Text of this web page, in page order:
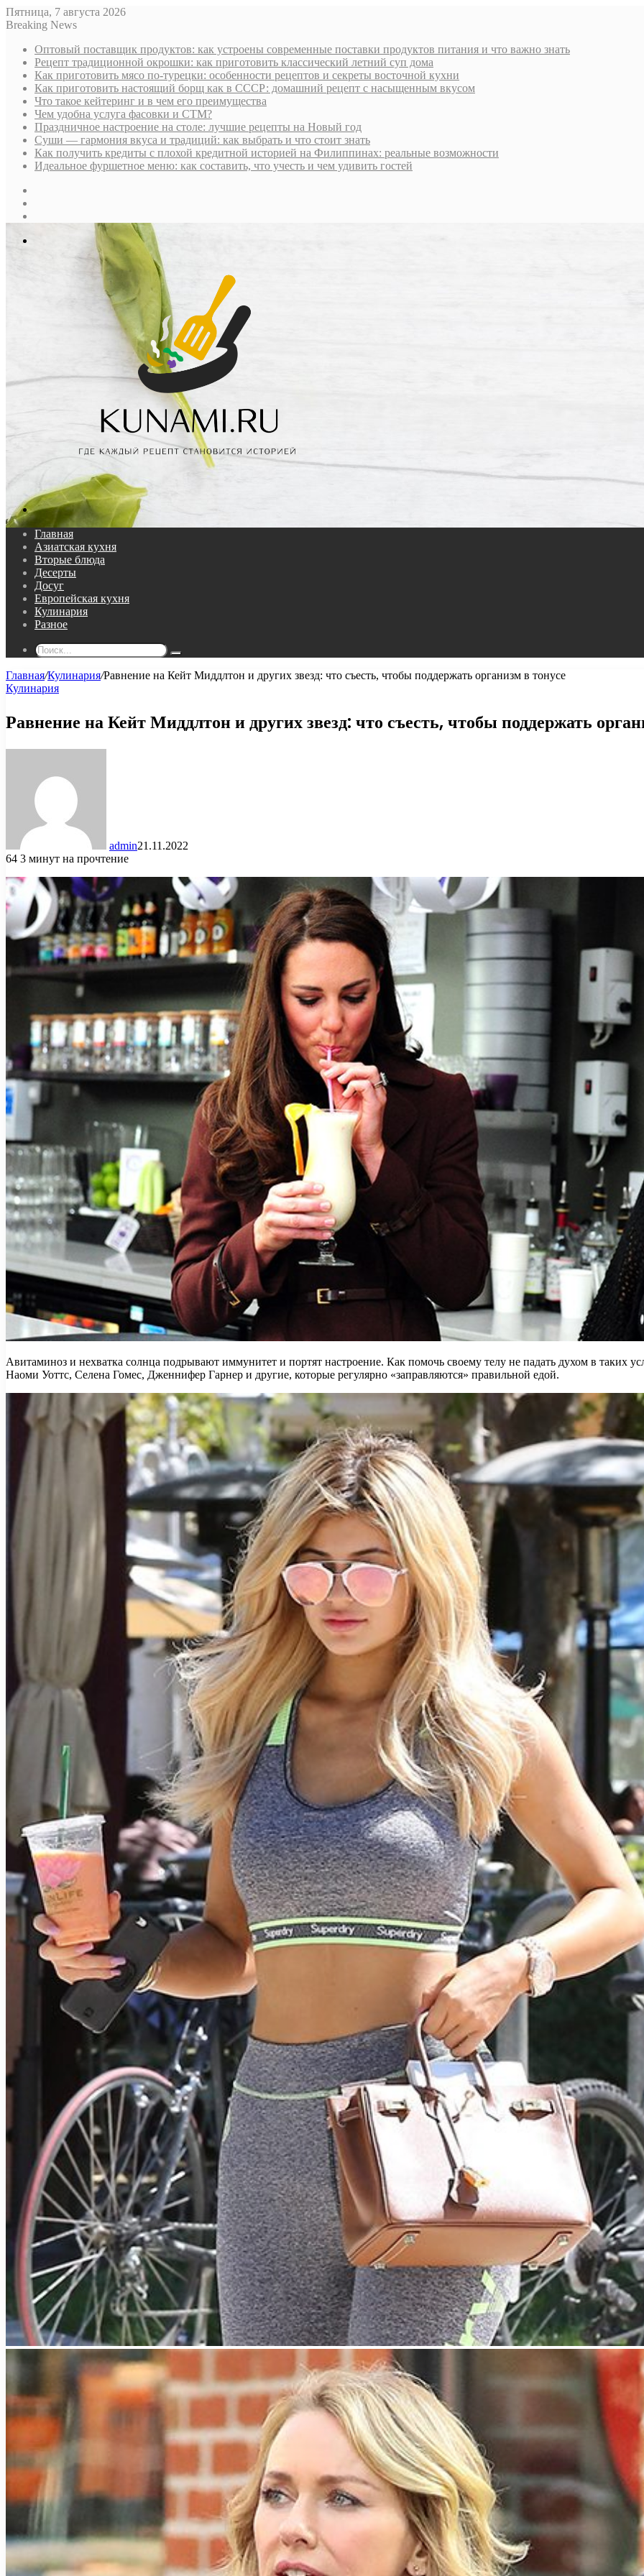
Пятница, 7 августа 2026
Breaking News
Оптовый поставщик продуктов: как устроены современные поставки продуктов питания и что важно знать
Рецепт традиционной окрошки: как приготовить классический летний суп дома
Как приготовить мясо по-турецки: особенности рецептов и секреты восточной кухни
Как приготовить настоящий борщ как в СССР: домашний рецепт с насыщенным вкусом
Что такое кейтеринг и в чем его преимущества
Чем удобна услуга фасовки и СТМ?
Праздничное настроение на столе: лучшие рецепты на Новый год
Суши — гармония вкуса и традиций: как выбрать и что стоит знать
Как получить кредиты с плохой кредитной историей на Филиппинах: реальные возможности
Идеальное фуршетное меню: как составить, что учесть и чем удивить гостей
Поиск...
Главная
Азиатская кухня
Вторые блюда
Десерты
Досуг
Европейская кухня
Кулинария
Разное
Поиск...
Главная/Кулинария/Равнение на Кейт Миддлтон и других звезд: что съесть, чтобы поддержать организм в тонусе
Кулинария
Равнение на Кейт Миддлтон и других звезд: что съесть, чтобы поддержать
admin21.11.2022
64 3 минут на прочтение
Авитаминоз и нехватка солнца подрывают иммунитет и портят настроение. Как помочь своему телу не падать духом в
Наоми Уоттс, Селена Гомес, Дженнифер Гарнер и другие, которые регулярно «заправляются» правильной едой.